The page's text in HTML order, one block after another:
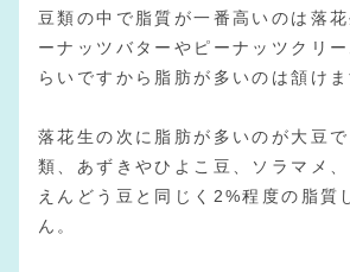
豆類の中で脂質が一番高いのは落
ーナッツバターやピーナッツクリー
らいですから脂肪が多いのは頷けま
落花生の次に脂肪が多いのが大豆
類、あずきやひよこ豆、ソラマメ
えんどう豆と同じく2%程度の脂質
ん。